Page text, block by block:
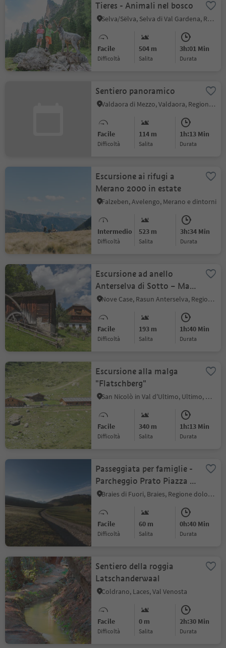
Tieres - Animali nel bosco
Selva/Sëlva, Selva di Val Gardena, Regione dolomitica Val Gardena
Facile
Difficoltà
504 m
Salita
3h:01 Min
durata
Sentiero panoramico
Valdaora di Mezzo, Valdaora, Regione dolomitica Plan de Corones
Facile
Difficoltà
114 m
Salita
1h:13 Min
durata
Escursione ai rifugi a
Merano 2000 in estate
Falzeben, Avelengo, Merano e dintorni
Intermedio
Difficoltà
523 m
Salita
3h:34 Min
durata
Escursione ad anello
Anterselva di Sotto – Masi
Maierhöfe – Anterselva di
Nove Case, Rasun Anterselva, Regione dolomitica Plan de Corones
Facile
Difficoltà
193 m
Salita
1h:40 Min
durata
Escursione alla malga
"Flatschberg"
San Nicolò in Val d'Ultimo, Ultimo, Merano e dintorni
Facile
Difficoltà
340 m
Salita
1h:13 Min
durata
Passeggiata per famiglie -
Parcheggio Prato Piazza -
Rifugio Vallandro
Braies di Fuori, Braies, Regione dolomitica 3 Cime
Facile
Difficoltà
60 m
Salita
0h:40 Min
durata
Sentiero della roggia
Latschanderwaal
Coldrano, Laces, Val Venosta
Facile
Difficoltà
0 m
Salita
2h:30 Min
durata